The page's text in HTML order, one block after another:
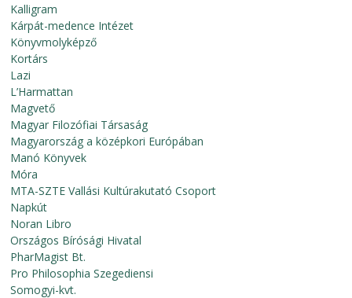
Kalligram
Kárpát-medence Intézet
Könyvmolyképző
Kortárs
Lazi
L’Harmattan
Magvető
Magyar Filozófiai Társaság
Magyarország a középkori Európában
Manó Könyvek
Móra
MTA-SZTE Vallási Kultúrakutató Csoport
Napkút
Noran Libro
Országos Bírósági Hivatal
PharMagist Bt.
Pro Philosophia Szegediensi
Somogyi-kvt.